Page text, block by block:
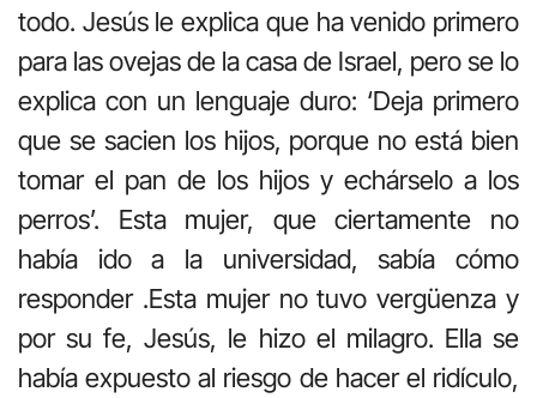
todo. Jesús le explica que ha venido primero
para las ovejas de la casa de Israel, pero se lo
explica con un lenguaje duro: ‘Deja primero
que se sacien los hijos, porque no está bien
tomar el pan de los hijos y echárselo a los
perros’. Esta mujer, que ciertamente no
había ido a la universidad, sabía cómo
responder .Esta mujer no tuvo vergüenza y
por su fe, Jesús, le hizo el milagro. Ella se
había expuesto al riesgo de hacer el ridículo,